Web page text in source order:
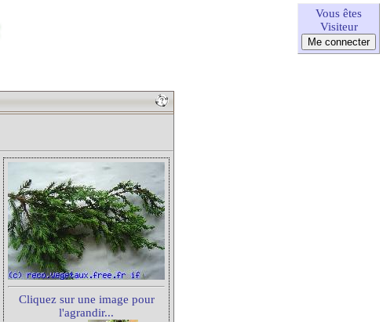
Vous êtes
Visiteur
Cliquez sur une image pour
l'agrandir...